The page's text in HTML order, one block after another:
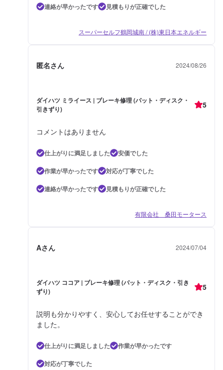
連絡が早かったです
見積もりが正確でした
スーパーセルフ鶴岡城南 / (株)東日本エネルギー
匿名さん 2024/08/26
ダイハツ ミライース | ブレーキ修理 (パット・ディスク・
引きずり)
5
コメントはありません
仕上がりに満足しました
安価でした
作業が早かったです
対応が丁寧でした
連絡が早かったです
見積もりが正確でした
有限会社 桑田モータース
Aさん 2024/07/04
ダイハツ ココア | ブレーキ修理 (パット・ディスク・引き
ずり)
5
説明も分かりやすく、安心してお任せすることができ
ました。
仕上がりに満足しました
作業が早かったです
対応が丁寧でした